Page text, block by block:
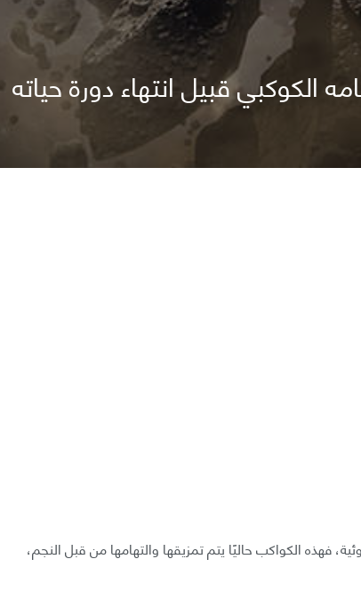
قبيل انتهاء دورة حياته
هو قزم أبيض معين يبعد 86 سنة ضوئية، فهذه الكواكب حاليًا يتم تمزيقها والتهامها من قبل النجم،